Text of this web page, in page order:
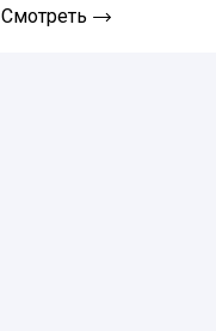
Смотреть